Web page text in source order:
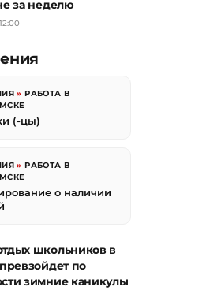
за неделю
»РАБОТА В
(-цы)
»РАБОТА В
о наличии
школьников в
по
зимние каникулы